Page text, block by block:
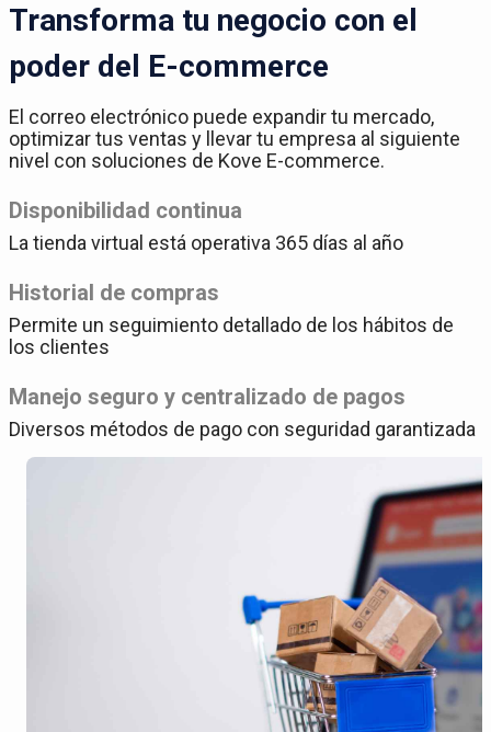
Transforma tu negocio con el
poder del E-commerce
El correo electrónico puede expandir tu mercado,
optimizar tus ventas y llevar tu empresa al siguiente
nivel con soluciones de Kove E-commerce.
Disponibilidad continua
La tienda virtual está operativa 365 días al año
Historial de compras
Permite un seguimiento detallado de los hábitos de
los clientes
Manejo seguro y centralizado de pagos
Diversos métodos de pago con seguridad garantizada